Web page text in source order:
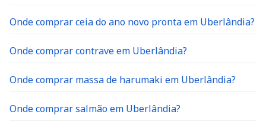
Onde comprar ceia do ano novo pronta em Uberlândia?
Onde comprar contrave em Uberlândia?
Onde comprar massa de harumaki em Uberlândia?
Onde comprar salmão em Uberlândia?